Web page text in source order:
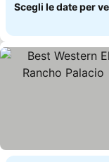
Scegli le date per